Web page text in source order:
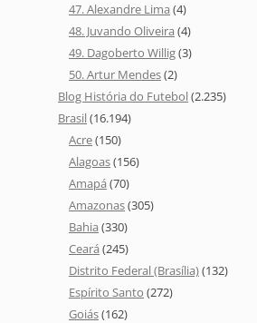
47. Alexandre Lima (4)
48. Juvando Oliveira (4)
49. Dagoberto Willig(3)
50. Artur Mendes(2)
Blog História do Futebol(2.235)
Brasil(16.194)
Acre(150)
Alagoas(156)
Amapá (70)
Amazonas(305)
Bahia (330)
Ceará (245)
Distrito Federal (Brasília)(132)
Espírito Santo (272)
Goiás(162)